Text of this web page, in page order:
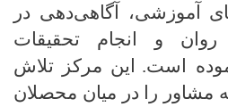
آموزشی، آگاهی‌دهی در
و انجام تحقیقات
است.
این مرکز تلاش
مشاور را در میان محصلان